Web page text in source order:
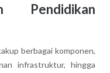
Pendidikan
berbagai komponen,
infrastruktur, hingga